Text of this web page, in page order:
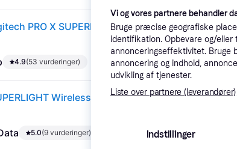
(ComputerSalg) Logitech PRO X SUPERLIGHT Wireless Gaming Mouse - Mus - optisk - 5 knapper - trådløs - LIGHTSPEED - Logitech LIGHTSPEED-modtager - Magenta
4.9(53 vurderinger)
Logitech - PRO X SUPERLIGHT Wireless Gaming Mouse - WHITE - Fri fragt og klar til levering - Prismatch
5.0(9 vurderinger)
Vi og vores partnere behandler
Bruge præcise geografiske
identifikation. Opbevare og/eller
annonceringseffektivitet. Bruge
annoncering og indhold,
udvikling af tjenester.
Liste over partnere (leverandører)
Indstillinger